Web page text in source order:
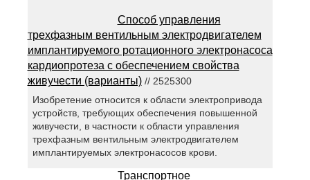
Способ управления
трехфазным вентильным электродвигателем
имплантируемого ротационного электронасоса
кардиопротеза с обеспечением свойства
живучести (варианты)// 2525300
Изобретение относится к области электропривода
устройств, требующих обеспечения повышенной
живучести, в частности к области управления
трехфазным вентильным электродвигателем
имплантируемых электронасосов крови.
Транспортное